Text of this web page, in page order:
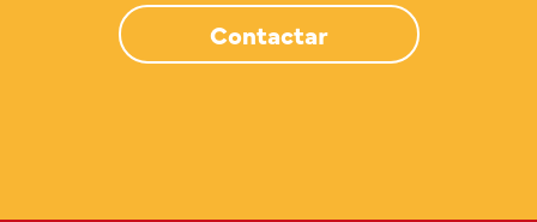
Contactar